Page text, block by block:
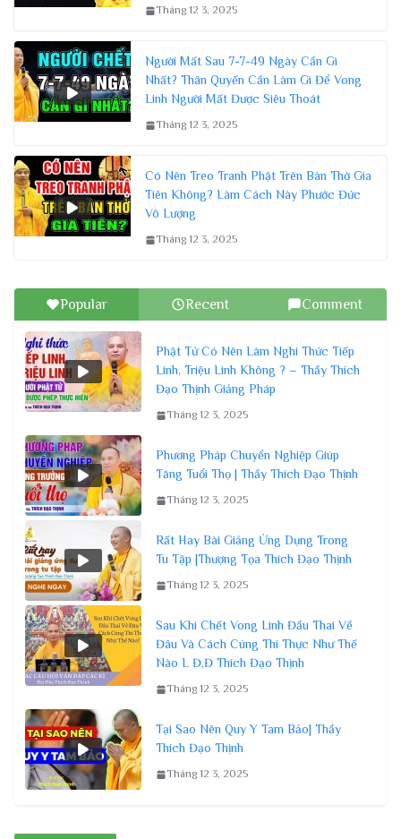
Tháng 12 3, 2025
Người Mất Sau 7-7-49 Ngày Cần Gì
Nhất? Thân Quyến Cần Làm Gì Để Vong
Linh Người Mất Được Siêu Thoát
Tháng 12 3, 2025
Có Nên Treo Tranh Phật Trên Bàn Thờ Gia
Tiên Không? Làm Cách Này Phước Đức
Vô Lượng
Tháng 12 3, 2025
Popular Recent Comment
Phật Tử Có Nên Làm Nghi Thức Tiếp
Linh, Triệu Linh Không ? – Thầy Thích
Đạo Thịnh Giảng Pháp
Tháng 12 3, 2025
Phương Pháp Chuyển Nghiệp Giúp
Tăng Tuổi Thọ | Thầy Thích Đạo Thịnh
Tháng 12 3, 2025
Rất Hay Bài Giảng Ứng Dụng Trong
Tu Tập |Thượng Tọa Thích Đạo Thịnh
Tháng 12 3, 2025
Sau Khi Chết Vong Linh Đầu Thai Về
Đâu Và Cách Cúng Thí Thực Như Thế
Nào L Đ,Đ Thích Đạo Thịnh
Tháng 12 3, 2025
Tại Sao Nên Quy Y Tam Bảo| Thầy
Thích Đạo Thịnh
Tháng 12 3, 2025